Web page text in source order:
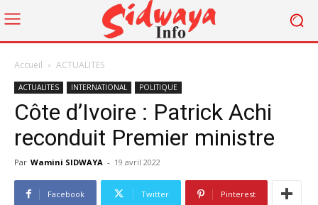
Accueil ACTUALITES
ACTUALITES INTERNATIONAL POLITIQUE
Côte d’Ivoire : Patrick Achi
reconduit Premier ministre
Par Wamini SIDWAYA - 19 avril 2022
Facebook Twitter Pinterest